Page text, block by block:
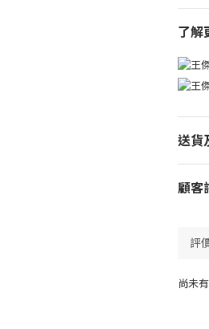
了解
送貨
顧客
尚未